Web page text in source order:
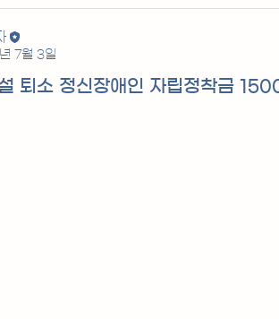
7월 3일
퇴소 정신장애인 자립정착금